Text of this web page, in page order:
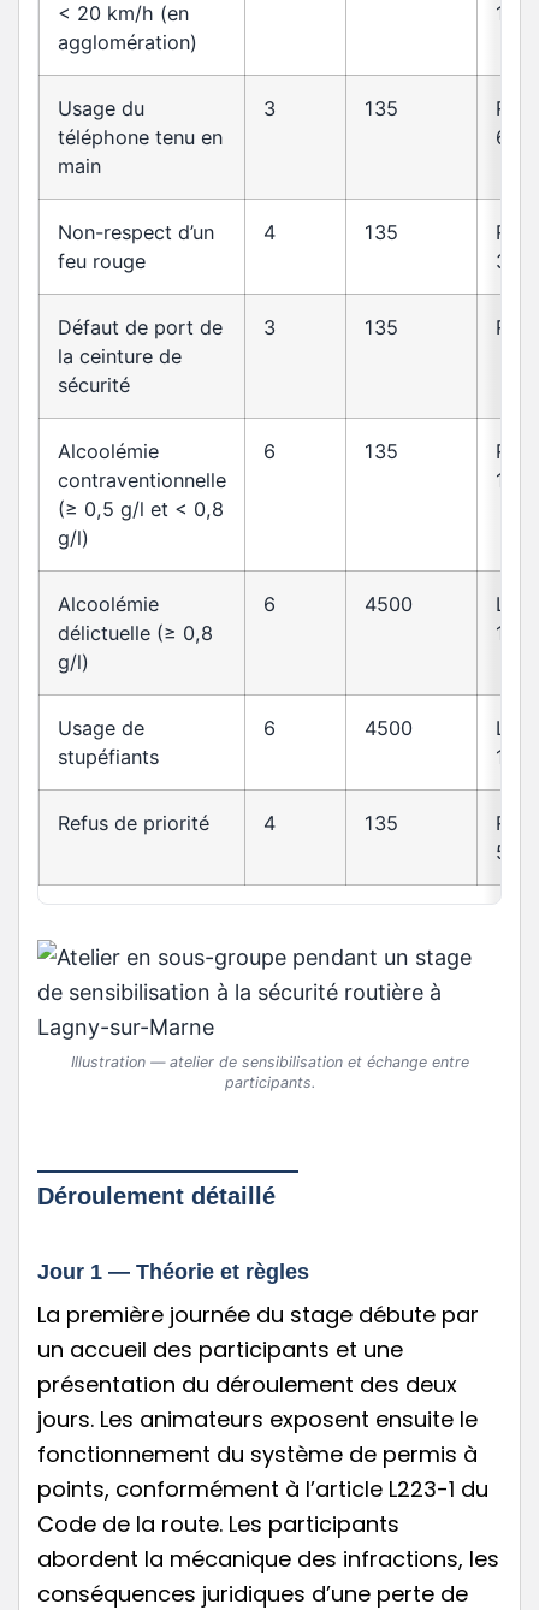
< 20 km/h (en
agglomération)
14
Usage du
téléphone tenu en
main
3 135
6-1
Non-respect d’un
feu rouge
4 135
30
Défaut de port de
la ceinture de
sécurité
3 135
Alcoolémie
contraventionnelle
(≥ 0,5 g/l et < 0,8
g/l)
6 135
1
Alcoolémie
délictuelle (≥ 0,8
g/l)
6 4500
1
Usage de
stupéfiants
6 4500
1
Refus de priorité 4 135
5
Illustration — atelier de sensibilisation et échange entre
participants.
Déroulement détaillé
Jour 1 — Théorie et règles
La première journée du stage débute par
un accueil des participants et une
présentation du déroulement des deux
jours. Les animateurs exposent ensuite le
fonctionnement du système de permis à
points, conformément à l’article L223-1 du
Code de la route. Les participants
abordent la mécanique des infractions, les
conséquences juridiques d’une perte de